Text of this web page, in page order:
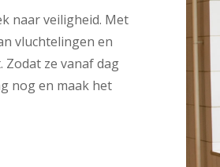
naar veiligheid. Met
vluchtelingen en
ze vanaf dag
nog en maak het